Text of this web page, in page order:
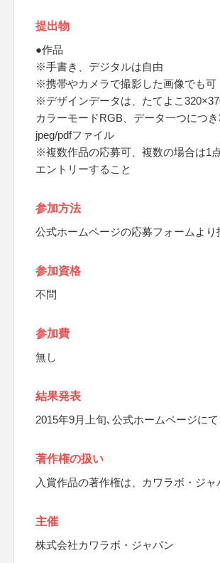
提出物
●作品
※手書き、デジタルは自由
※携帯やカメラで撮影した画像でも可
※デザインデータは、たてよこ
カラーモードRGB、データ一つにつ
jpeg/pdfファイル
※複数作品の応募可、複数の場合は1
エントリーすること
参加方法
公式ホームページの応募フォームより
参加資格
不問
参加費
無し
結果発表
2015年9月上旬､公式ホームページにて
著作権の扱い
入賞作品の著作権は、カワラボ・ジャ
主催
株式会社カワラボ・ジャパン